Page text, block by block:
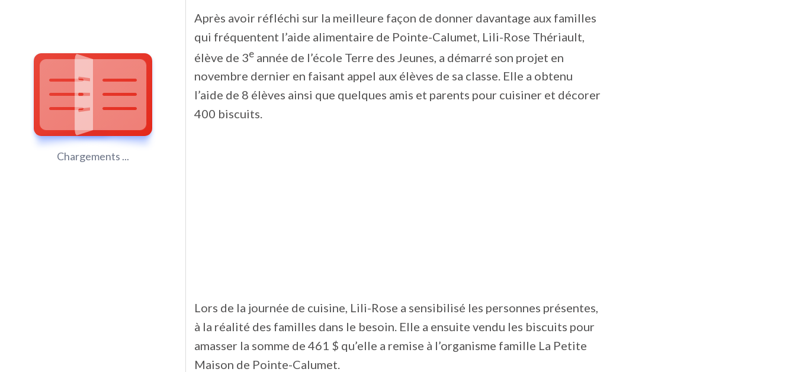
Chargements ...
Après avoir réfléchi sur la meilleure façon de donner davantage aux familles
qui fréquentent l’aide alimentaire de Pointe-Calumet, Lili-Rose Thériault,
élève de 3eannée de l’école Terre des Jeunes, a démarré son projet en
novembre dernier en faisant appel aux élèves de sa classe. Elle a obtenu
l’aide de 8 élèves ainsi que quelques amis et parents pour cuisiner et décorer
400 biscuits.
Lors de la journée de cuisine, Lili-Rose a sensibilisé les personnes présentes,
à la réalité des familles dans le besoin. Elle a ensuite vendu les biscuits pour
amasser la somme de 461 $ qu’elle a remise à l’organisme famille La Petite
Maison de Pointe-Calumet.